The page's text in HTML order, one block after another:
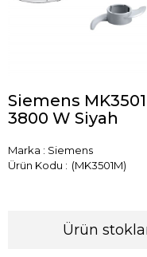
Siemens
3800 W Siyah
Marka : Siemens
(MK3501M)
Ürün